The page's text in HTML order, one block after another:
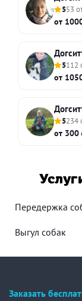
553
от
5112
от
5234
от 300
Передержка
Выгул собак
Заказать